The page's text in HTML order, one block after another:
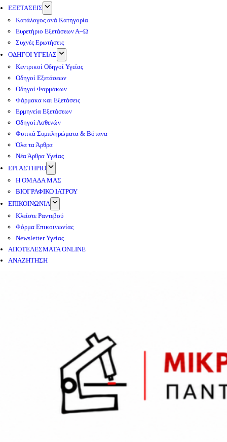
ΕΞΕΤΑΣΕΙΣ
Κατάλογος ανά Κατηγορία
Ευρετήριο Εξετάσεων Α–Ω
Συχνές Ερωτήσεις
ΟΔΗΓΟΙ ΥΓΕΙΑΣ
Κεντρικοί Οδηγοί Υγείας
Οδηγοί Εξετάσεων
Οδηγοί Φαρμάκων
Φάρμακα και Εξετάσεις
Ερμηνεία Εξετάσεων
Οδηγοί Ασθενών
Φυτικά Συμπληρώματα & Βότανα
Όλα τα Άρθρα
Νέα Άρθρα Υγείας
ΕΡΓΑΣΤΗΡΙΟ
Η ΟΜΑΔΑ ΜΑΣ
ΒΙΟΓΡΑΦΙΚΟ ΙΑΤΡΟΥ
ΕΠΙΚΟΙΝΩΝΙΑ
Κλείστε Ραντεβού
Φόρμα Επικοινωνίας
Newsletter Υγείας
ΑΠΟΤΕΛΕΣΜΑΤΑ ONLINE
ΑΝΑΖΗΤΗΣΗ